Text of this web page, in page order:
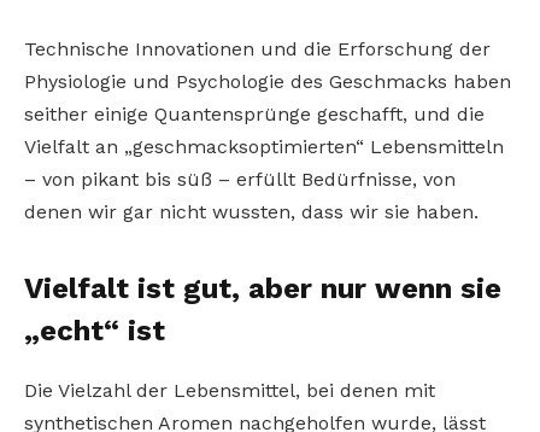
Technische Innovationen und die Erforschung der
Physiologie und Psychologie des Geschmacks haben
seither einige Quantensprünge geschafft, und die
Vielfalt an „geschmacksoptimierten“ Lebensmitteln
– von pikant bis süß – erfüllt Bedürfnisse, von
denen wir gar nicht wussten, dass wir sie haben.
Vielfalt ist gut, aber nur wenn sie
„echt“ ist
Die Vielzahl der Lebensmittel, bei denen mit
synthetischen Aromen nachgeholfen wurde, lässt